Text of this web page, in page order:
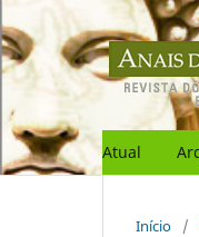
Atual
Início /